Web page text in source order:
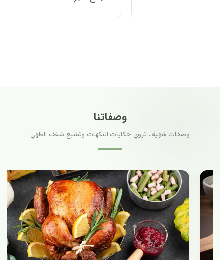
وصفاتنا
وصفات شهية.. تروي حكايات النكهات وتشبع شغف الطهي